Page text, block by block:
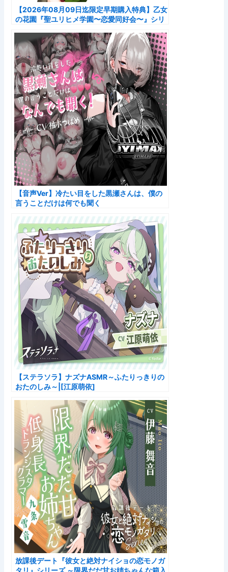
【2026年08月09日迄限定早期購入特典】乙女
の花園『聖ユリヒメ学園〜恋愛同好会〜』シリ
【音声Ver】冷たい目をした黒瀬さんは、僕の
言うことだけは何でも聞く
【ステラソラ】ナズナASMR～ふたりっきりの
おたのしみ～|[江原萌依]
放課後デート『彼女と絶対ナイショの恋モノガ
タリ』シリーズ ～限界だだ甘お姉ちゃんな箱入